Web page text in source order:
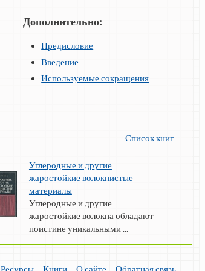
Дополнительно:
Предисловие
Введение
Используемые сокращения
Список книг
Углеродные и другие
жаростойкие волокнистые
материалы
Углеродные и другие
жаростойкие волокна обладают
поистине уникальными ...